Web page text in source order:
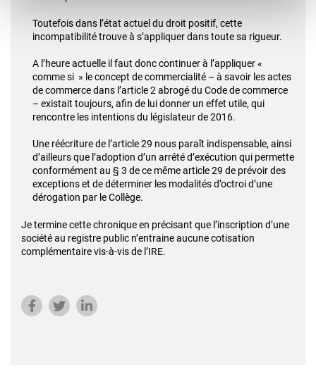
Toutefois dans l’état actuel du droit positif, cette
incompatibilité trouve à s’appliquer dans toute sa rigueur.
A l’heure actuelle il faut donc continuer à l’appliquer «
comme si » le concept de commercialité – à savoir les actes
de commerce dans l’article 2 abrogé du Code de commerce
– existait toujours, afin de lui donner un effet utile, qui
rencontre les intentions du législateur de 2016.
Une réécriture de l’article 29 nous paraît indispensable, ainsi
d’ailleurs que l’adoption d’un arrêté d’exécution qui permette
conformément au § 3 de ce même article 29 de prévoir des
exceptions et de déterminer les modalités d’octroi d’une
dérogation par le Collège.
Je termine cette chronique en précisant que l’inscription d’une
société au registre public n’entraine aucune cotisation
complémentaire vis-à-vis de l’IRE.